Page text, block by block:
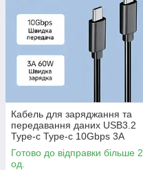
Кабель для заряджання та
передавання даних USB3.2
Type-c Type-c 10Gbps 3A
60W 2 метри
Готово до відправки більше 2
од.